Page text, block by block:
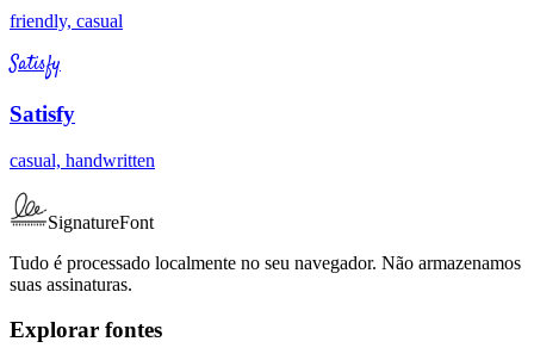
friendly, casual
Satisfy
Satisfy
casual, handwritten
SignatureFont
Tudo é processado localmente no seu navegador. Não armazenamos
suas assinaturas.
Explorar fontes